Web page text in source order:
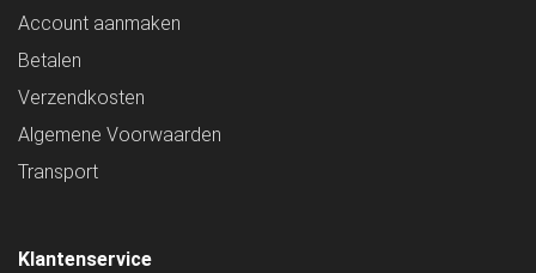
Account aanmaken
Betalen
Verzendkosten
Algemene Voorwaarden
Transport
Klantenservice